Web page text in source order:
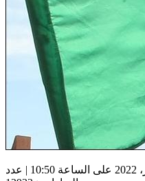
زووم تونيزيا | الثلاثاء، 1 نوفمبر، 2022 على الساعة 10:50 | عدد